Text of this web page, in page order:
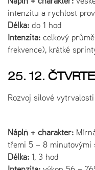
intenzitu a rychlost
Délka: do 1 hod
Intenzita: celkový
frekvence), krátké
25. 12.
Rozvoj silové
Náplň + charakter:
třemi 5 – 8 minutovými
Délka: 1, 3 hod